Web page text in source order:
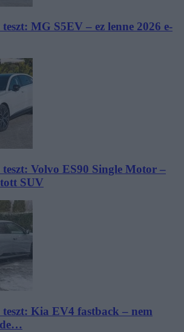
MG S5EV – ez lenne 2026 e-
Volvo ES90 Single Motor –
SUV
Kia EV4 fastback – nem
de…